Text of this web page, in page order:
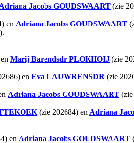
Adriana Jacobs GOUDSWAART (zie
en Adriana Jacobs GOUDSWAART
Marij Barendsdr PLOKHOIJ (zie
en Eva LAUWRENSDR (zie
Adriana Jacobs GOUDSWAART (zie
(zie 202684) en Adriana
en Adriana Jacobs GOUDSWAART